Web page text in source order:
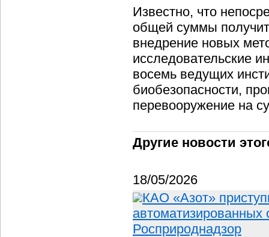
Известно, что
общей суммы
внедрение новых
исследовательские
восемь ведущих
биобезопасности,
перевооружение на
Другие новости
18/05/2026
КАО «Азот»
автоматизированных
Росприроднадзор